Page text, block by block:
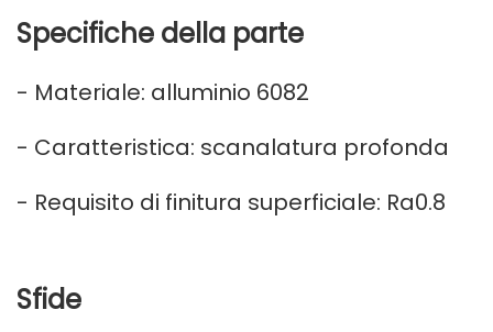
Specifiche della parte
- Materiale: alluminio 6082
- Caratteristica: scanalatura profonda
- Requisito di finitura superficiale: Ra0.8
Sfide